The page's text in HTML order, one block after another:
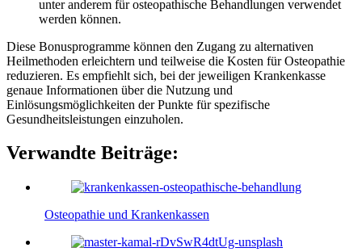
unter anderem für osteopathische Behandlungen verwendet
werden können.
Diese Bonusprogramme können den Zugang zu alternativen
Heilmethoden erleichtern und teilweise die Kosten für Osteopathie
reduzieren. Es empfiehlt sich, bei der jeweiligen Krankenkasse
genaue Informationen über die Nutzung und
Einlösungsmöglichkeiten der Punkte für spezifische
Gesundheitsleistungen einzuholen.
Verwandte Beiträge:
Osteopathie und Krankenkassen